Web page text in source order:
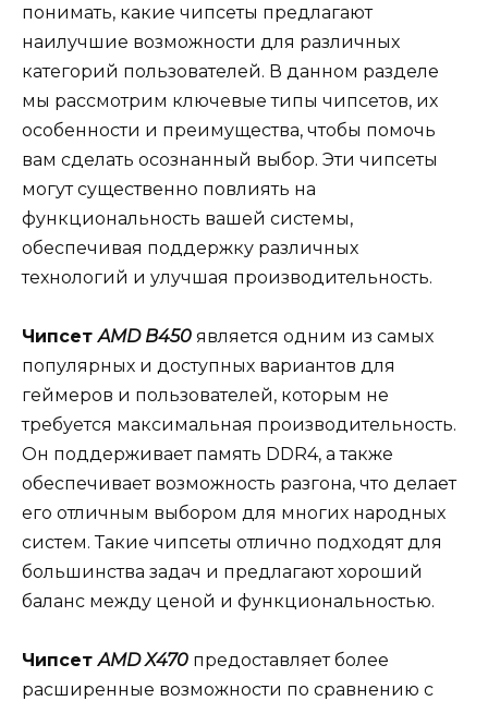
понимать, какие чипсеты предлагают
наилучшие возможности для различных
категорий пользователей. В данном разделе
мы рассмотрим ключевые типы чипсетов, их
особенности и преимущества, чтобы помочь
вам сделать осознанный выбор. Эти чипсеты
могут существенно повлиять на
функциональность вашей системы,
обеспечивая поддержку различных
технологий и улучшая производительность.
ЧипсетAMD B450 является одним из самых
популярных и доступных вариантов для
геймеров и пользователей, которым не
требуется максимальная производительность.
Он поддерживает память DDR4, а также
обеспечивает возможность разгона, что делает
его отличным выбором для многих народных
систем. Такие чипсеты отлично подходят для
большинства задач и предлагают хороший
баланс между ценой и функциональностью.
ЧипсетAMD X470 предоставляет более
расширенные возможности по сравнению с